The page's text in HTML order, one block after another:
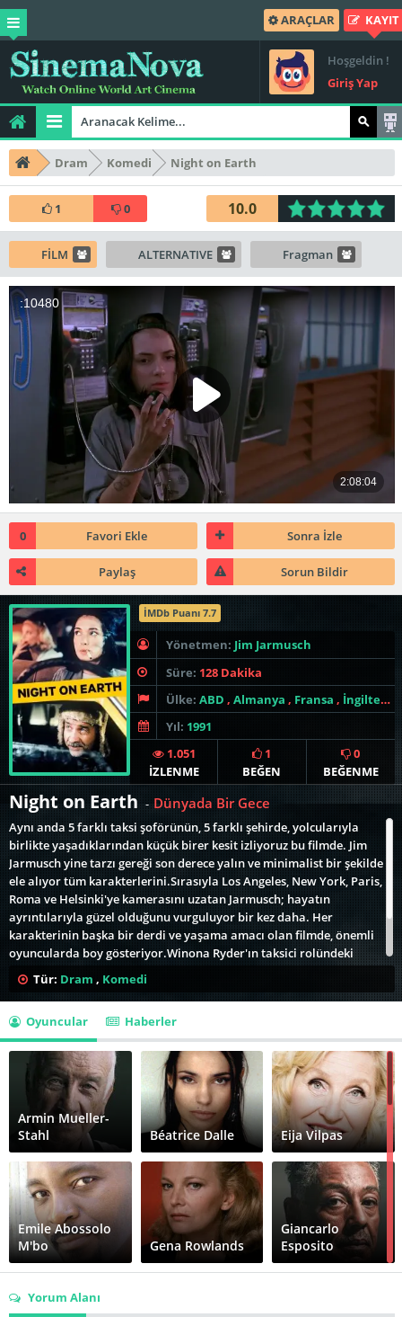
ARAÇLAR KAYIT
Hoşgeldin !
Giriş Yap
Dram Komedi Night on Earth
1 0 10.0
FİLM ALTERNATIVE Fragman
0 Favori Ekle Sonra İzle
Paylaş Sorun Bildir
İMDb Puanı 7.7
Yönetmen: Jim Jarmusch
Süre: 128 Dakika
Ülke: ABD , Almanya , Fransa , İngiltere
Yıl: 1991
1.051
İZLENME
1
BEĞEN
0
BEĞENME
Night on Earth - Dünyada Bir Gece
Aynı anda 5 farklı taksi şoförünün, 5 farklı şehirde, yolcularıyla
birlikte yaşadıklarından küçük birer kesit izliyoruz bu filmde. Jim
Jarmusch yine tarzı gereği son derece yalın ve minimalist bir şekilde
ele alıyor tüm karakterlerini.Sırasıyla Los Angeles, New York, Paris,
Roma ve Helsinki'ye kamerasını uzatan Jarmusch; hayatın
ayrıntılarıyla güzel olduğunu vurguluyor bir kez daha. Her
karakterinin başka bir derdi ve yaşama amacı olan filmde, önemli
oyuncularda boy gösteriyor.Winona Ryder'ın taksici rolündeki
müthiş performansıyla ve ikinci öyküdeki karakterlerin doğallığı ve
sempatikliğiyle filmin büyüsüne kapılıp; son öykünün vuruculuğuyla
da mest olmuş halde filmi hafızanıza kazıyorsunuz.
Tür: Dram , Komedi
Oyuncular Haberler
Armin Mueller-
Stahl
Béatrice Dalle Eija Vilpas
Emile Abossolo
M'bo
Gena Rowlands
Giancarlo
Esposito
Yorum Alanı